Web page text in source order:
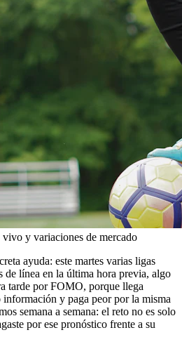
vivo y variaciones de mercado
ayuda: este martes varias ligas
de línea en la última hora previa, algo
tarde por FOMO, porque llega
y paga peor por la misma
semana a semana: el reto no es solo
por ese pronóstico frente a su